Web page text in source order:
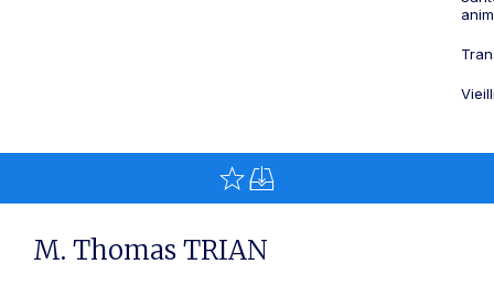
M. Thomas TRIAN